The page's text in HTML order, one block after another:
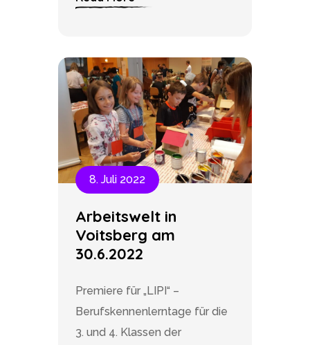
8. Juli 2022
Arbeitswelt in
Voitsberg am
30.6.2022
Premiere für „LIPI“ –
Berufskennenlerntage für die
3. und 4. Klassen der